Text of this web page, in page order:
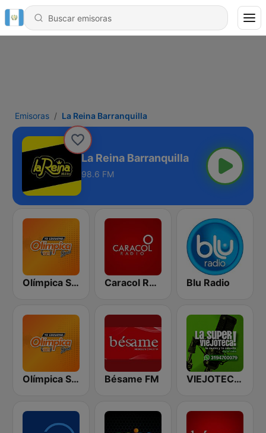
Emisoras La Reina Barranquilla
La Reina Barranquilla
98.6 FM
Olímpica Stereo - Medellín 104.9 FM Caracol Radio Blu Radio
Olímpica Stereo Bogotá 105.9 FM Bésame FM VIEJOTECA "para Beber y Gozar"